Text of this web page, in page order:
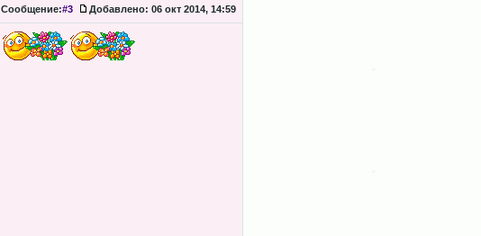
Сообщение:#3 Добавлено: 06 окт 2014, 14:59